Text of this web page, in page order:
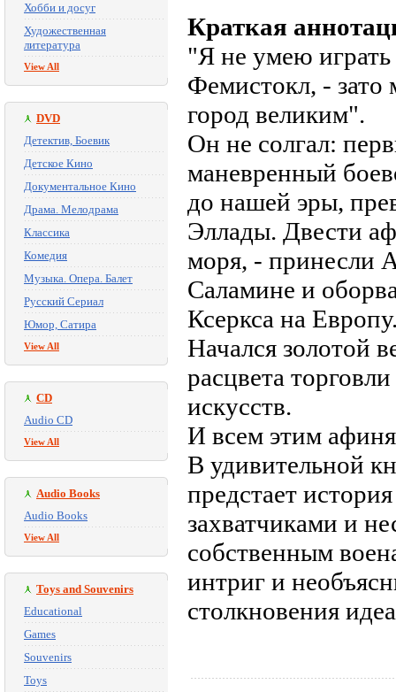
Хобби и досуг
Художественная
литература
View All
DVD
Детектив, Боевик
Детское Кино
Документальное Кино
Драма. Мелодрама
Классика
Комедия
Музыка. Опера. Балет
Русский Сериал
Юмор, Сатира
View All
CD
Audio CD
View All
Audio Books
Audio Books
View All
Toys and Souvenirs
Educational
Games
Souvenirs
Toys
Краткая
"Я не умею играть
Фемистокл, - зато
город великим".
Он не солгал:
маневренный
до нашей эры,
Эллады. Двести
моря, - принесли
Саламине и
Ксеркса на
Начался золотой
расцвета
искусств.
И всем этим
В удивительной
предстает
захватчиками и
собственным
интриг и
столкновения